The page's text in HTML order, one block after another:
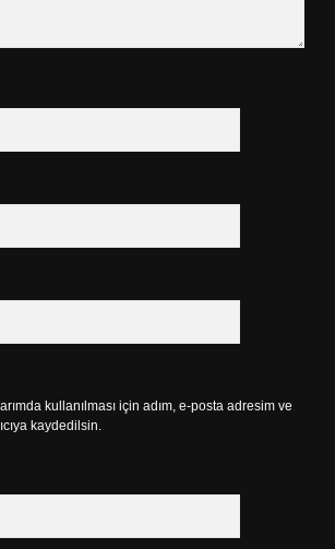
kullanılması için adım, e-posta adresim ve
kaydedilsin.